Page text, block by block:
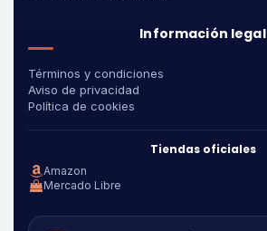
Información legal
Términos y condiciones
Aviso de privacidad
Política de cookies
Tiendas oficiales
Amazon
Mercado Libre